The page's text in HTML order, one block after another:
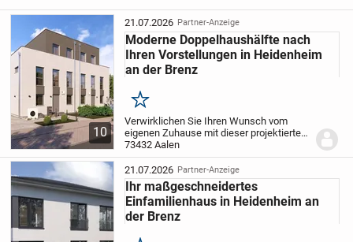
10
21.07.2026 Partner-Anzeige
Moderne Doppelhaushälfte nach
Ihren Vorstellungen in Heidenheim
an der Brenz
Merken
Verwirklichen Sie Ihren Wunsch vom
eigenen Zuhause mit dieser projektierten
Doppelhaushälfte in Heidenheim an der
Brenz. Die Immobilie bietet Ihnen ca.
130,76 m² Wohnfläche auf zwei
Stockwerken und...
73432 Aalen
21.07.2026 Partner-Anzeige
Ihr maßgeschneidertes
Einfamilienhaus in Heidenheim an
der Brenz